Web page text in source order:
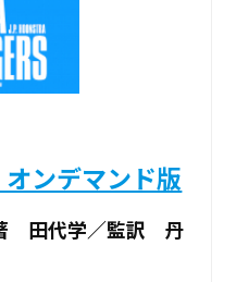
ンデマンド版
田代学／監訳 丹